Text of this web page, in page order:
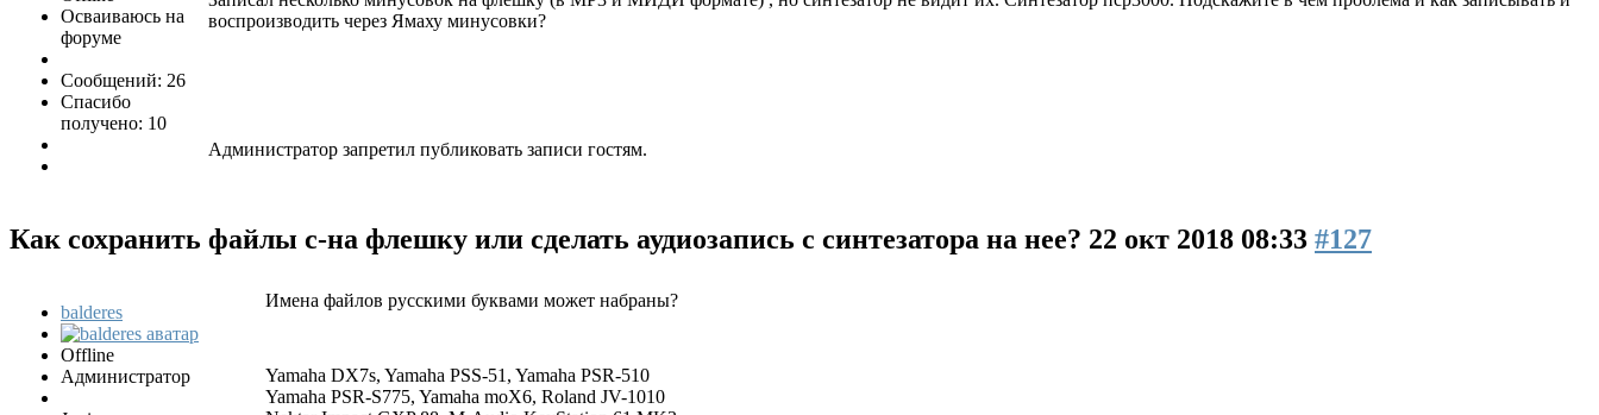
Осваиваюсь на
форуме
Сообщений: 26
Спасибо
получено: 10
воспроизводить через Ямаху минусовки?
Администратор запретил публиковать записи гостям.
Как сохранить файлы с-на флешку или сделать аудиозапись с синтезатора на нее? 22 окт 2018 08:33 #127
balderes
Offline
Администратор
Имена файлов русскими буквами может набраны?
Yamaha DX7s, Yamaha PSS-51, Yamaha PSR-510
Yamaha PSR-S775, Yamaha moX6, Roland JV-1010